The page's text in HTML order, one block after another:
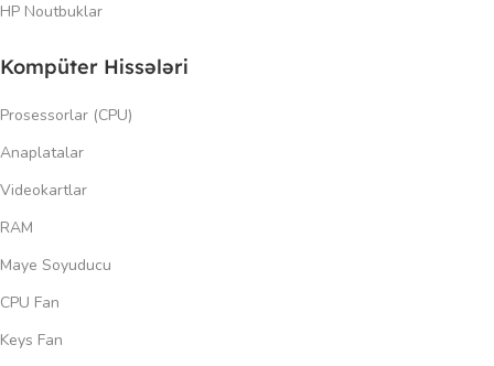
HP Noutbuklar
Kompüter Hissələri
Prosessorlar (CPU)
Anaplatalar
Videokartlar
RAM
Maye Soyuducu
CPU Fan
Keys Fan